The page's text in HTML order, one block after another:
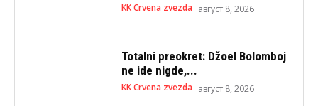
KK Crvena zvezda август 8, 2026
Totalni preokret: Džoel Bolomboj
ne ide nigde,...
KK Crvena zvezda август 8, 2026